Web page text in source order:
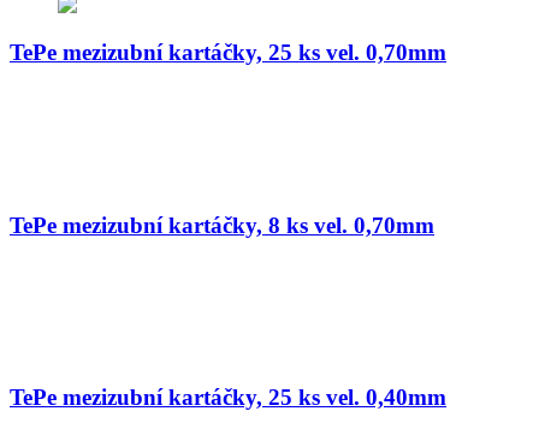
TePe mezizubní kartáčky, 25 ks vel. 0,70mm
TePe mezizubní kartáčky, 8 ks vel. 0,70mm
TePe mezizubní kartáčky, 25 ks vel. 0,40mm